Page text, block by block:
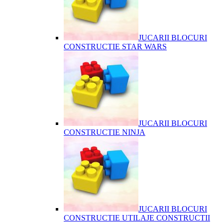
JUCARII BLOCURI
CONSTRUCTIE STAR WARS
JUCARII BLOCURI
CONSTRUCTIE NINJA
JUCARII BLOCURI
CONSTRUCTIE UTILAJE CONSTRUCTII